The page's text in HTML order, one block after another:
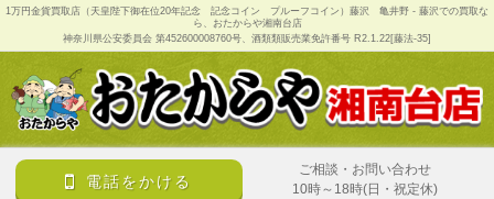
1万円金貨買取店（天皇陛下御在位20年記念 記念コイン プルーフコイン）藤沢 亀井野 - 藤沢での買取な
ら、おたからや湘南台店
神奈川県公安委員会 第452600008760号、酒類類販売業免許番号 R2.1.22[藤法-35]
電話をかける
ご相談・お問い合わせ
10時～18時(日・祝定休)